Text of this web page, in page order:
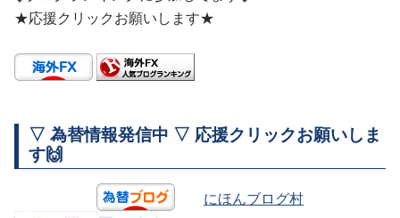
★応援クリックお願いします★
▽ 為替情報発信中 ▽ 応援クリックお願いしま
す🙌
にほんブログ村